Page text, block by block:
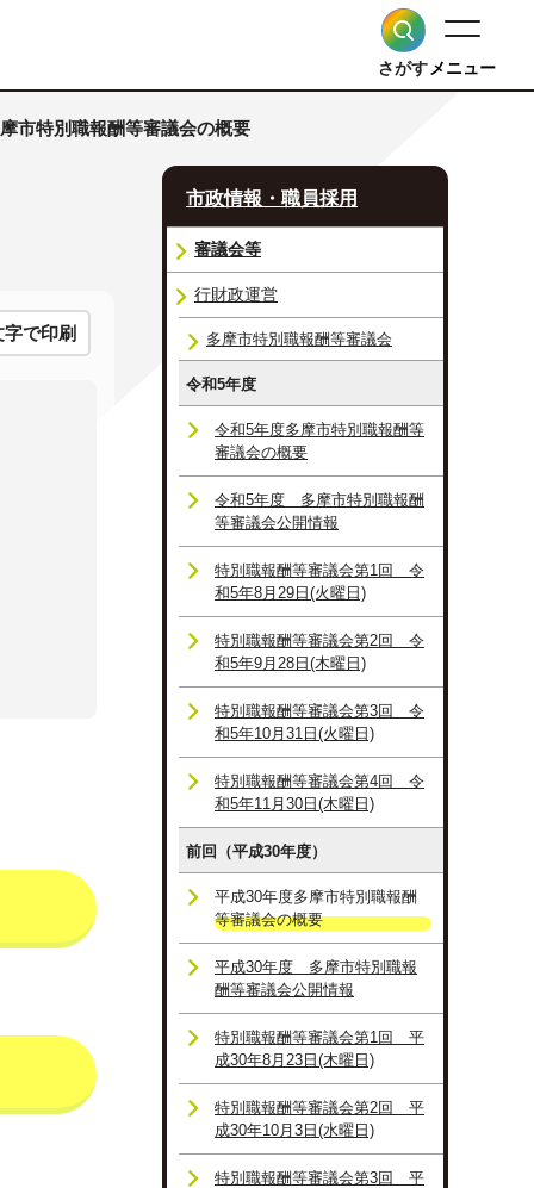
さがすメニュー
市特別職報酬等審議会の概要
で印刷
市政情報・職員採用
審議会等
行財政運営
多摩市特別職報酬等審議会
令和5年度
令和5年度多摩市特別職報酬等
審議会の概要
令和5年度 多摩市特別職報酬
等審議会公開情報
特別職報酬等審議会第1回 令
和5年8月29日(火曜日)
特別職報酬等審議会第2回 令
和5年9月28日(木曜日)
特別職報酬等審議会第3回 令
和5年10月31日(火曜日)
特別職報酬等審議会第4回 令
和5年11月30日(木曜日)
前回（平成30年度）
平成30年度多摩市特別職報酬
等審議会の概要
平成30年度 多摩市特別職報
酬等審議会公開情報
特別職報酬等審議会第1回 平
成30年8月23日(木曜日)
特別職報酬等審議会第2回 平
成30年10月3日(水曜日)
特別職報酬等審議会第3回 平